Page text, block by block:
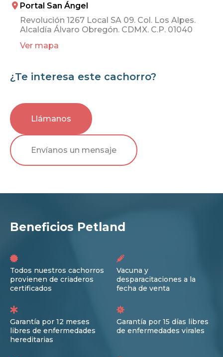
Portal San Ángel
Revolución 1267 Local SA 09. Col. Los Alpes.
Alcaldía Álvaro Obregón. CDMX. C.P. 01040
Ver mapa
¿Te interesa este cachorro?
Llámanos
Envíanos un mensaje
Beneficios Petland
Todos nuestros cachorros
provienen de criaderos
certificados
Vacuna y
desparacitaciones a la
fecha de venta
Garantía por 12 meses
libres de enfermedades
hereditarias
Garantía por 15 días libres
de enfermedades virales